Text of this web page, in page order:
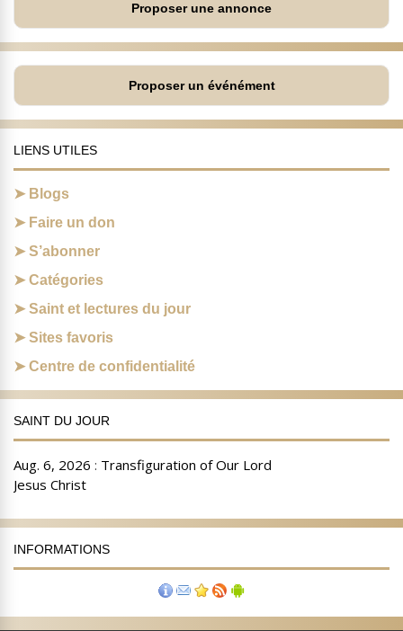
Proposer une annonce
Proposer un événément
LIENS UTILES
Blogs
Faire un don
S’abonner
Catégories
Saint et lectures du jour
Sites favoris
Centre de confidentialité
SAINT DU JOUR
INFORMATIONS